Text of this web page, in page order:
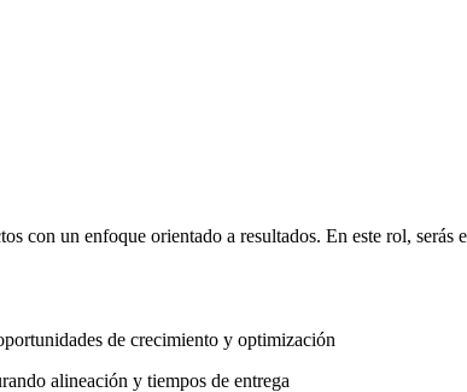
con un enfoque orientado a resultados. En este rol, serás
de crecimiento y optimización
alineación y tiempos de entrega